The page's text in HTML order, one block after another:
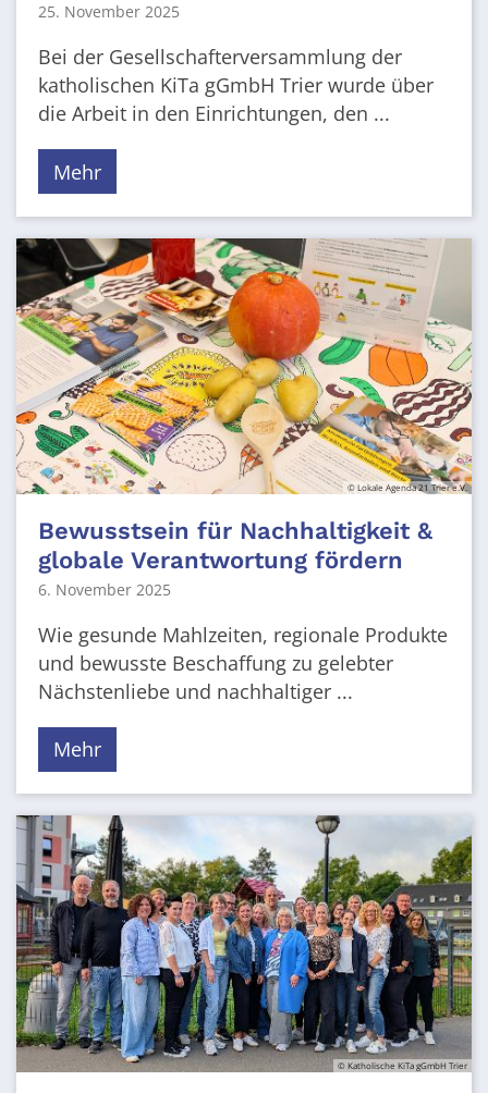
25. November 2025
Bei der Gesellschafterversammlung der
katholischen KiTa gGmbH Trier wurde über
die Arbeit in den Einrichtungen, den ...
Mehr
© Lokale Agenda 21 Trier e.V.
Bewusstsein für Nachhaltigkeit &
globale Verantwortung fördern
6. November 2025
Wie gesunde Mahlzeiten, regionale Produkte
und bewusste Beschaffung zu gelebter
Nächstenliebe und nachhaltiger ...
Mehr
© Katholische KiTa gGmbH Trier